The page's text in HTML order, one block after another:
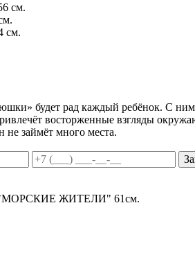
см.
см.
будет рад каждый ребёнок. С
восторженные взгляды
не займёт много места.
"МОРСКИЕ ЖИТЕЛИ" 61см.